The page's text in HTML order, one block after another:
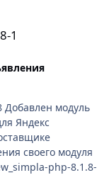
1
Добавлен модуль
Яндекс
своего модуля
php-8.1.8-